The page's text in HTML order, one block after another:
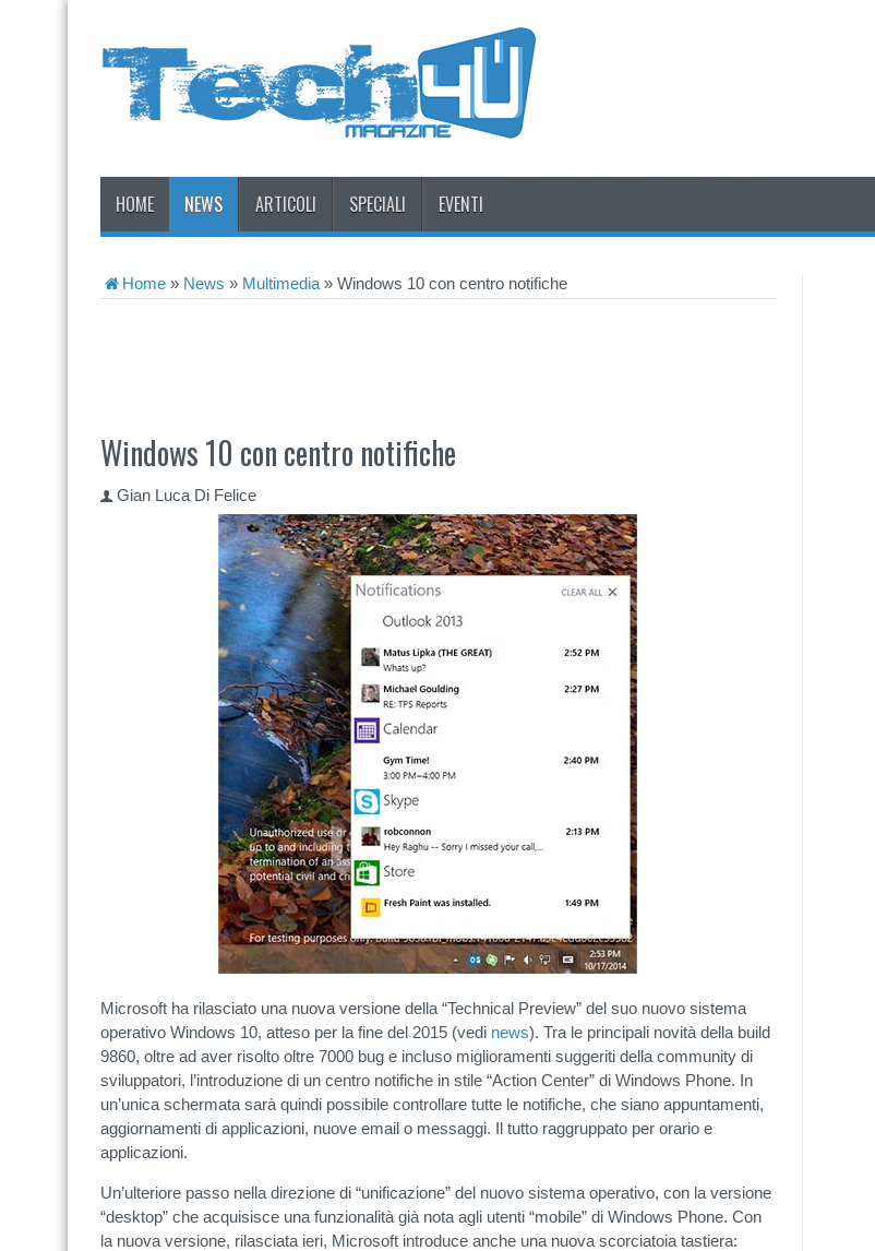
HOME NEWS ARTICOLI SPECIALI EVENTI
Home » News » Multimedia » Windows 10 con centro notifiche
Windows 10 con centro notifiche
Gian Luca Di Felice
Microsoft ha rilasciato una nuova versione della “Technical Preview” del suo nuovo sistema
operativo Windows 10, atteso per la fine del 2015 (vedi news). Tra le principali novità della build
9860, oltre ad aver risolto oltre 7000 bug e incluso miglioramenti suggeriti della community di
sviluppatori, l’introduzione di un centro notifiche in stile “Action Center” di Windows Phone. In
un’unica schermata sarà quindi possibile controllare tutte le notifiche, che siano appuntamenti,
aggiornamenti di applicazioni, nuove email o messaggi. Il tutto raggruppato per orario e
applicazioni.
Un’ulteriore passo nella direzione di “unificazione” del nuovo sistema operativo, con la versione
“desktop” che acquisisce una funzionalità già nota agli utenti “mobile” di Windows Phone. Con
la nuova versione, rilasciata ieri, Microsoft introduce anche una nuova scorciatoia tastiera: